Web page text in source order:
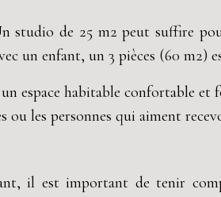
studio de 25 m2 peut suffire
un enfant, un 3 pièces (60 m2)
espace habitable confortable et
les personnes qui aiment
il est important de tenir